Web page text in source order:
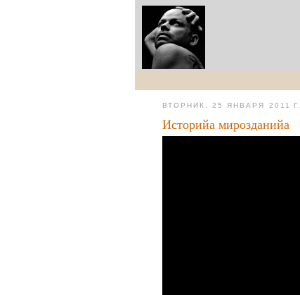
ВТОРНИК, 25 ЯНВАРЯ 2011 Г.
Историйа мирозданийа